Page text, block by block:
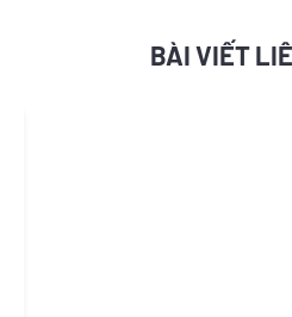
BÀI VIẾT